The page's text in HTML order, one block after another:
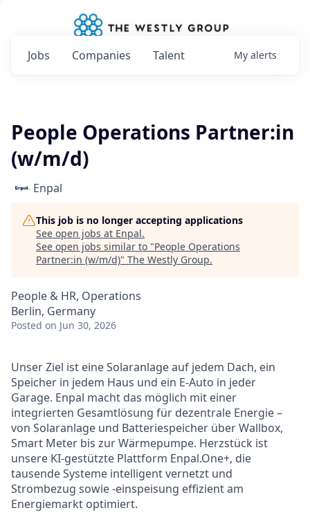
Jobs Companies Talent My alerts
People Operations Partner:in
(w/m/d)
Enpal
This job is no longer accepting applications
See open jobs at Enpal.
See open jobs similar to "People Operations
Partner:in (w/m/d)" The Westly Group.
People & HR, Operations
Berlin, Germany
Posted on Jun 30, 2026
Unser Ziel ist eine Solaranlage auf jedem Dach, ein
Speicher in jedem Haus und ein E-Auto in jeder
Garage. Enpal macht das möglich mit einer
integrierten Gesamtlösung für dezentrale Energie –
von Solaranlage und Batteriespeicher über Wallbox,
Smart Meter bis zur Wärmepumpe. Herzstück ist
unsere KI-gestützte Plattform Enpal.One+, die
tausende Systeme intelligent vernetzt und
Strombezug sowie -einspeisung effizient am
Energiemarkt optimiert.